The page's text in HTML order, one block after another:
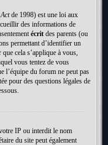
de 1998) est une loi aux
des informations de
écrit des parents (ou
permettant d’identifier un
cela s’applique à vous,
vous tentez de vous
l’équipe du forum ne peut pas
pour des questions légales de
IP ou interdit le nom
du site peut également